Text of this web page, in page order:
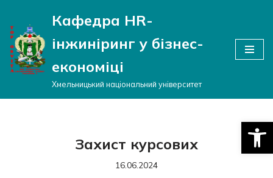
Перейти
до
вмісту
Кафедра HR-
інжиніринг у бізнес-
економіці
Хмельницький національний університет
Захист курсових
16.06.2024